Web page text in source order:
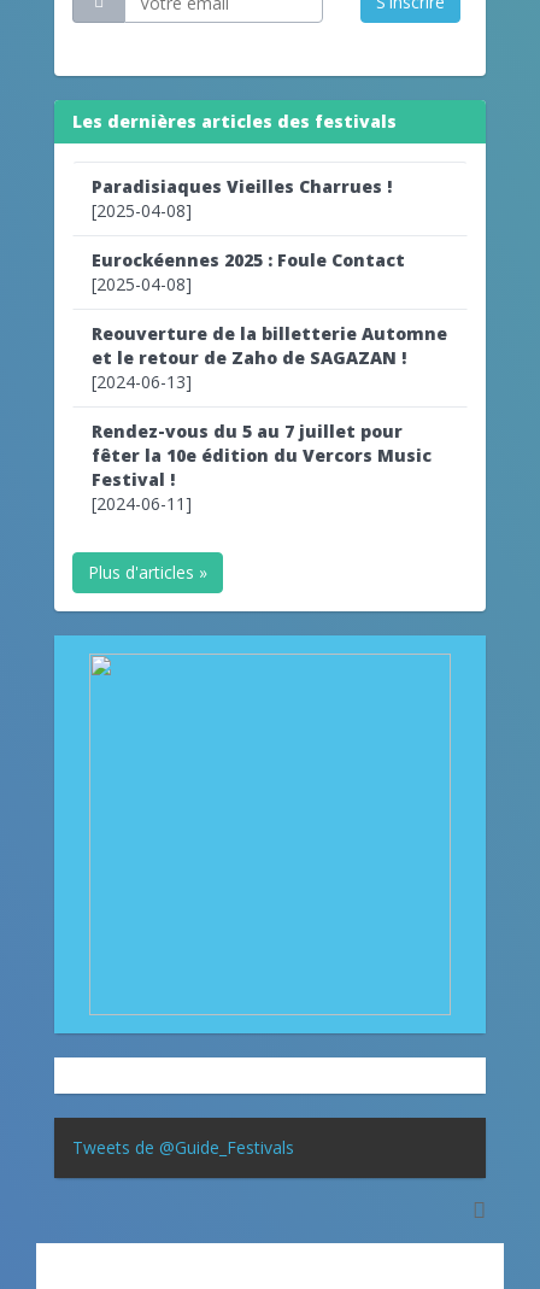
Les dernières articles des festivals
Paradisiaques Vieilles Charrues !
[2025-04-08]
Eurockéennes 2025 : Foule Contact
[2025-04-08]
Reouverture de la billetterie Automne
et le retour de Zaho de SAGAZAN !
[2024-06-13]
Rendez-vous du 5 au 7 juillet pour
fêter la 10e édition du Vercors Music
Festival !
[2024-06-11]
Plus d'articles »
Tweets de @Guide_Festivals